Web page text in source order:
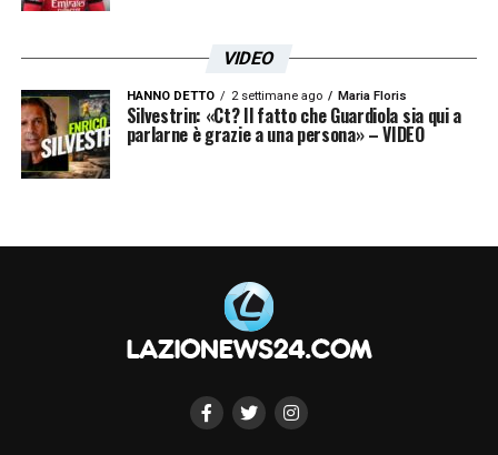
VIDEO
HANNO DETTO 2 settimane ago Maria Floris
Silvestrin: «Ct? Il fatto che Guardiola sia qui a
parlarne è grazie a una persona» – VIDEO